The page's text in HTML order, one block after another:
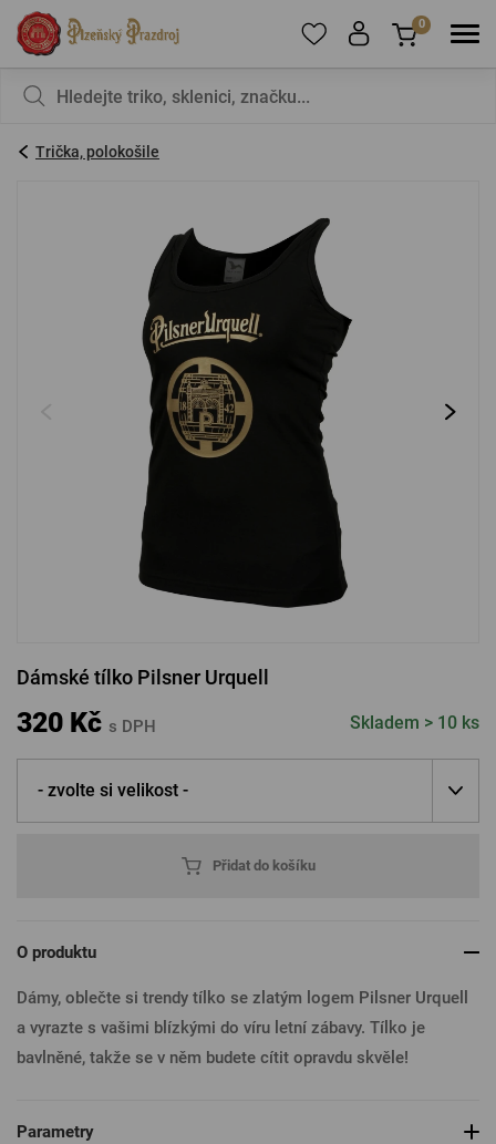
registrujte
PŘIHLÁSIT SE
Zapomenuté heslo Nová registrace
PŘIHLÁSIT PŘES FACEBOOK
PŘIHLÁSIT PŘES GOOGLE
PŘIHLÁSIT PŘES SEZNAM
0
Trička, polokošile
Dámské tílko Pilsner Urquell
320 Kč s DPH Skladem > 10 ks
- zvolte si velikost -
Přidat do košíku
O produktu
Dámy, oblečte si trendy tílko se zlatým logem Pilsner Urquell
a vyrazte s vašimi blízkými do víru letní zábavy. Tílko je
bavlněné, takže se v něm budete cítit opravdu skvěle!
Parametry